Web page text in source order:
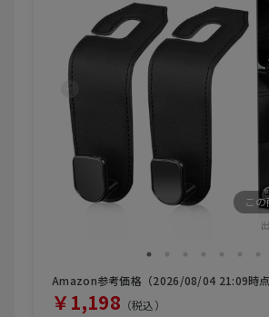
こ
Amazon参考価格（2026/08/04 21:09時点
￥1,198 （税込）